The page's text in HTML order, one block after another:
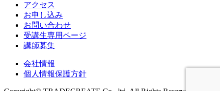
アクセス
お申し込み
お問い合わせ
受講生専用ページ
講師募集
会社情報
個人情報保護方針